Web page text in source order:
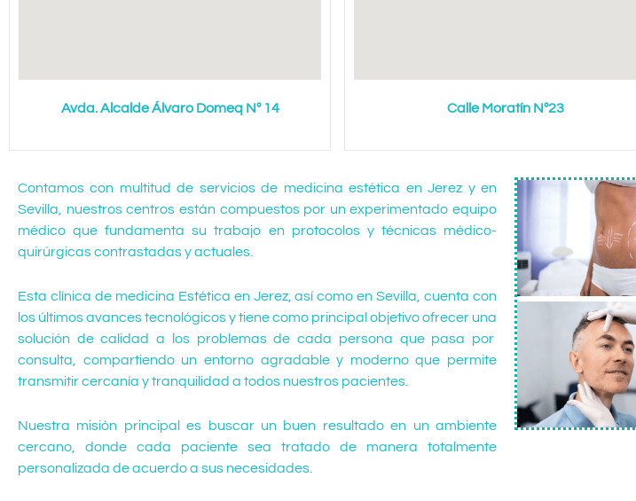
Avda. Alcalde Álvaro Domeq Nº 14 Calle Moratín Nº23
Contamos con multitud de servicios de medicina estética en Jerez y en
Sevilla, nuestros centros están compuestos por un experimentado equipo
médico que fundamenta su trabajo en protocolos y técnicas médico-
quirúrgicas contrastadas y actuales.
Esta clínica de medicina Estética en Jerez, así como en Sevilla, cuenta con
los últimos avances tecnológicos y tiene como principal objetivo ofrecer una
solución de calidad a los problemas de cada persona que pasa por
consulta, compartiendo un entorno agradable y moderno que permite
transmitir cercanía y tranquilidad a todos nuestros pacientes.
Nuestra misión principal es buscar un buen resultado en un ambiente
cercano, donde cada paciente sea tratado de manera totalmente
personalizada de acuerdo a sus necesidades.